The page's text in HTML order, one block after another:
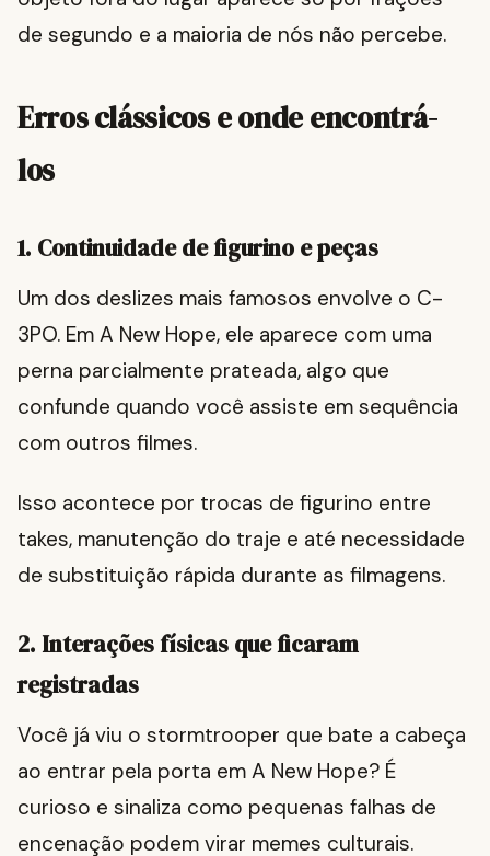
de segundo e a maioria de nós não percebe.
Erros clássicos e onde encontrá-
los
1. Continuidade de figurino e peças
Um dos deslizes mais famosos envolve o C-
3PO. Em A New Hope, ele aparece com uma
perna parcialmente prateada, algo que
confunde quando você assiste em sequência
com outros filmes.
Isso acontece por trocas de figurino entre
takes, manutenção do traje e até necessidade
de substituição rápida durante as filmagens.
2. Interações físicas que ficaram
registradas
Você já viu o stormtrooper que bate a cabeça
ao entrar pela porta em A New Hope? É
curioso e sinaliza como pequenas falhas de
encenação podem virar memes culturais.